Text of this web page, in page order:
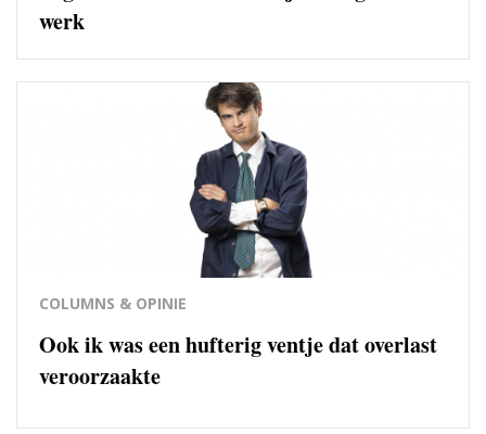
werk
COLUMNS & OPINIE
Ook ik was een hufterig ventje dat overlast
veroorzaakte